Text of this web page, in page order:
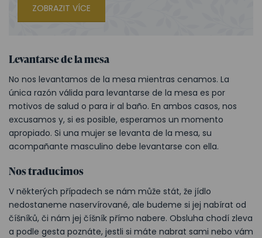
ZOBRAZIT VÍCE
Levantarse de la mesa
No nos levantamos de la mesa mientras cenamos. La
única razón válida para levantarse de la mesa es por
motivos de salud o para ir al baño. En ambos casos, nos
excusamos y, si es posible, esperamos un momento
apropiado. Si una mujer se levanta de la mesa, su
acompañante masculino debe levantarse con ella.
Nos traducimos
V některých případech se nám může stát, že jídlo
nedostaneme naservírované, ale budeme si jej nabírat od
číšníků, či nám jej číšník přímo nabere. Obsluha chodí zleva
a podle gesta poznáte, jestli si máte nabrat sami nebo vám